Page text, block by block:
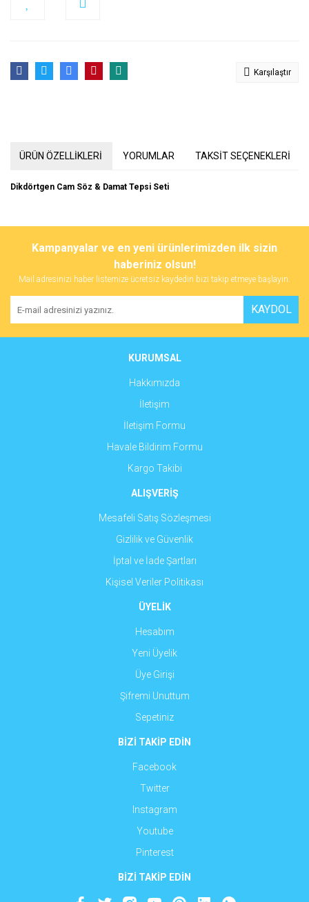
Karşılaştır
ÜRÜN ÖZELLİKLERİ YORUMLAR TAKSİT SEÇENEKLERİ
Dikdörtgen Cam Söz & Damat Tepsi Seti
Bu ürüne ilk yorumu siz yapın!
Yorum Yaz
tarafımıza iletebilirsiniz.
Görüş ve önerileriniz için teşekkür ederiz.
Ürün resmi kalitesiz, bozuk veya görüntülenemiyor.
Ürün açıklamasında eksik bilgiler bulunuyor.
Ürün fiyatı diğer sitelerden daha pahalı.
Gönder
Kampanyalar ve en yeni ürünlerimizden ilk sizin
haberiniz olsun!
Mail adresinizi haber listemize ücretsiz kaydedin bizi takip etmeye başlayın.
KAYDOL
KURUMSAL
Hakkımızda
İletişim
İletişim Formu
Havale Bildirim Formu
Kargo Takibi
ALIŞVERİŞ
Mesafeli Satış Sözleşmesi
Gizlilik ve Güvenlik
İptal ve İade Şartları
Kişisel Veriler Politikası
ÜYELİK
Hesabım
Yeni Üyelik
Üye Girişi
Şifremi Unuttum
Sepetiniz
BİZİ TAKİP EDİN
Facebook
Twitter
Instagram
Youtube
Pinterest
BİZİ TAKİP EDİN